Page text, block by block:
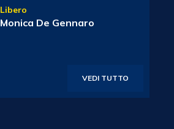
Libero
Monica De Gennaro
VEDI TUTTO